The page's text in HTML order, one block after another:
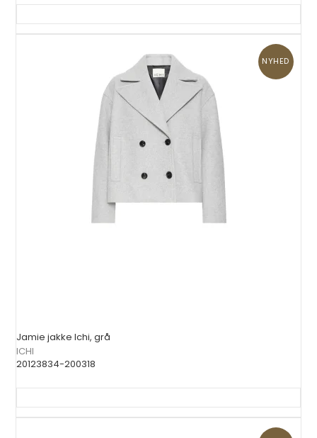
NYHED
Jamie jakke Ichi, grå
ICHI
20123834-200318